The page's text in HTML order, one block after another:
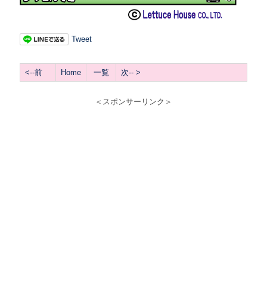
Tweet
<--前 Home 一覧 次-- >
＜スポンサーリンク＞